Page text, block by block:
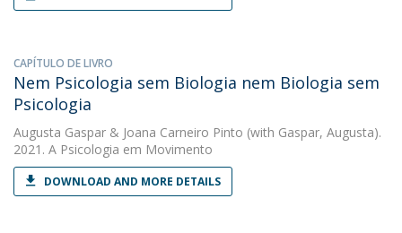
CAPÍTULO DE LIVRO
Nem Psicologia sem Biologia nem Biologia sem
Psicologia
Augusta Gaspar & Joana Carneiro Pinto (with Gaspar, Augusta).
2021. A Psicologia em Movimento
DOWNLOAD AND MORE DETAILS